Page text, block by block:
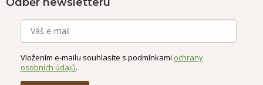
Vložením e-mailu souhlasíte s podmínkami ochrany
osobních údajů.